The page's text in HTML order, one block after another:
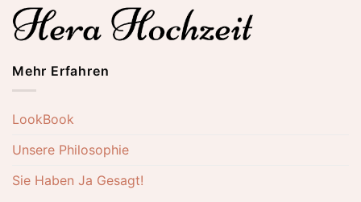
Mehr Erfahren
LookBook
Unsere Philosophie
Sie Haben Ja Gesagt!